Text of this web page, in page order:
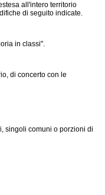
all'intero territorio
di seguito indicate.
in classi".
di concerto con le
singoli comuni o porzioni di